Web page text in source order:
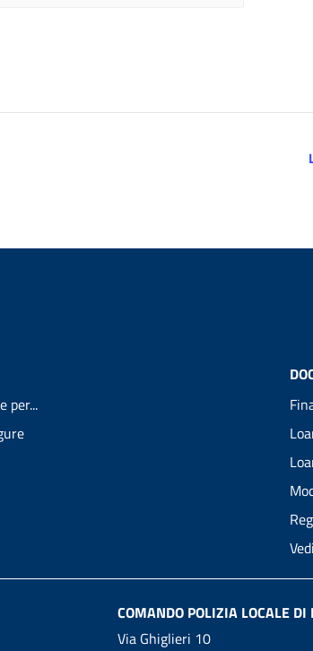
per...
COMANDO POLIZIA LOCALE
Via Ghiglieri 10